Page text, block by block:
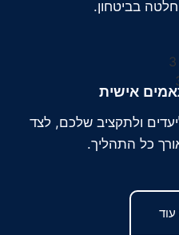
בביטחון.
אישית
ולתקציב שלכם, לצד
כל התהליך.